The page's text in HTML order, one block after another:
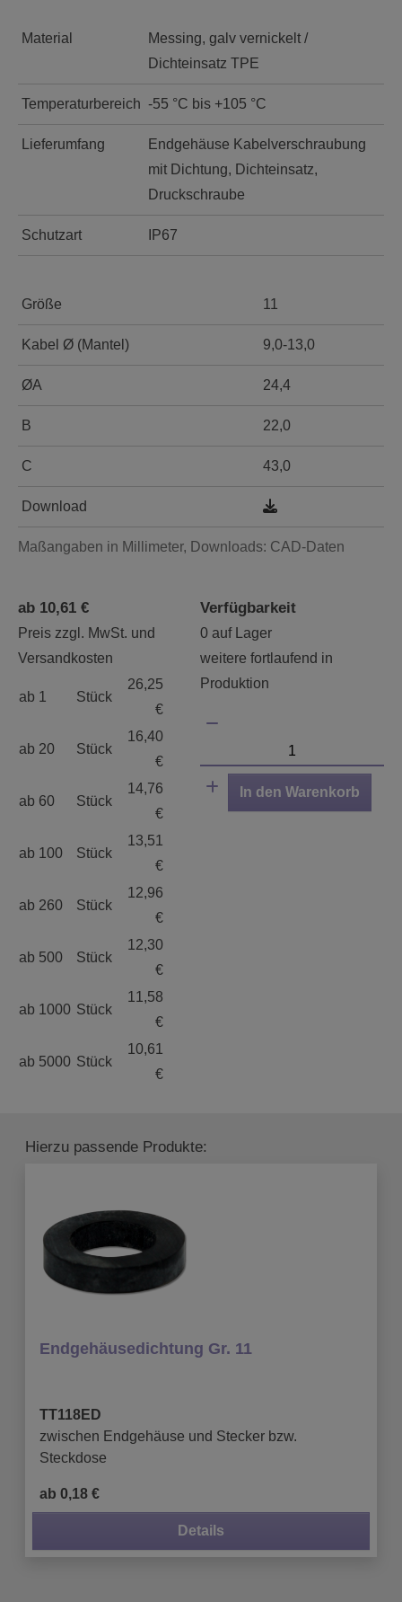
Material
Messing, galv vernickelt /
Dichteinsatz TPE
Temperaturbereich -55 °C bis +105 °C
Lieferumfang
Endgehäuse Kabelverschraubung
mit Dichtung, Dichteinsatz,
Druckschraube
Schutzart IP67
Maßangaben in Millimeter, Downloads: CAD-Daten
Größe 11
Kabel Ø (Mantel) 9,0-13,0
ØA 24,4
B 22,0
C 43,0
Download
ab 10,61 €
Preis zzgl. MwSt. und
Versandkosten
ab 1 Stück
26,25
€
ab 20 Stück
16,40
€
ab 60 Stück
14,76
€
ab 100 Stück
13,51
€
ab 260 Stück
12,96
€
ab 500 Stück
12,30
€
ab 1000 Stück
11,58
€
ab 5000 Stück
10,61
€
Verfügbarkeit
0 auf Lager
weitere fortlaufend in
Produktion
In den Warenkorb
Hierzu passende Produkte:
Endgehäusedichtung Gr. 11
TT118ED
zwischen Endgehäuse und Stecker bzw.
Steckdose
ab 0,18 €
Details